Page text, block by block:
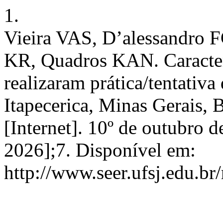
1.
Vieira VAS, D’alessandro
KR, Quadros KAN.
realizaram prática/
Itapecerica, Minas Gerais,
[Internet]. 10º de outubro
2026];7. Disponível em:
http://